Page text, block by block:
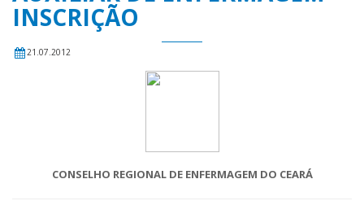
INSCRIÇÃO
21.07.2012
CONSELHO REGIONAL DE ENFERMAGEM DO CEARÁ